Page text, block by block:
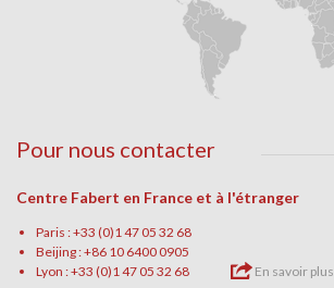
Pour nous contacter
Centre Fabert en France et à l'étranger
Paris : +33 (0)1 47 05 32 68
Beijing : +86 10 6400 0905
Lyon : +33 (0)1 47 05 32 68
En savoir plus